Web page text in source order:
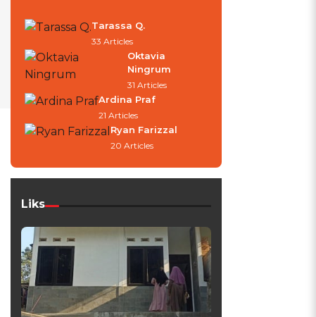
Tarassa Q.
33 Articles
Oktavia
Ningrum
31 Articles
Ardina Praf
21 Articles
Ryan Farizzal
20 Articles
Liks